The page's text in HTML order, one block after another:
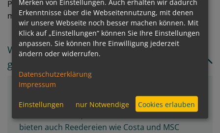
Programm, das jede Flussrundreise unvergesslich
macht. Hier wird jede Kreuzfahrt zur Kunstform.
Welche Sprachen werden an Bord
gesprochen?
Die angebotenen Bordsprachen sind je nach
Reederei unterschiedlich. Neben den deutschen
Reedereien AIDA, TUI Cruises und PHOENIX
bieten auch Reedereien wie Costa und MSC
Merken von Einstellungen. Auch erhalten wir dadurch
Erkenntnisse über die Webseitennutzung, mit denen
wir unsere Webseite noch besser machen können. Mit
Klick auf „Einstellungen“ können Sie Ihre Einstellungen
anpassen. Sie können Ihre Einwilligung jederzeit
ändern oder widerrufen.
Datenschutzerklärung
Impressum
Einstellungen nur Notwendige Cookies erlauben